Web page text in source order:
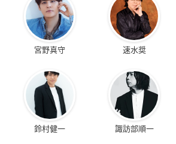
宮野真守 速水奨
鈴村健一 諏訪部順一